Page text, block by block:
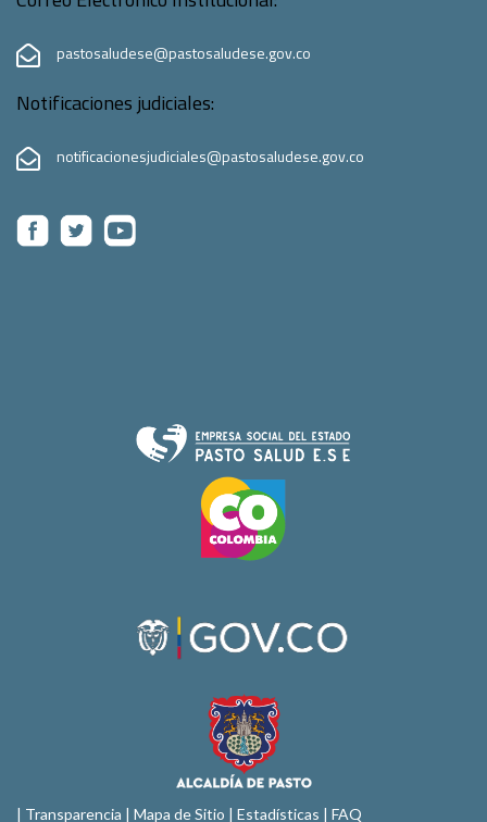
pastosaludese@pastosaludese.gov.co
Notificaciones judiciales:
notificacionesjudiciales@pastosaludese.gov.co
| Transparencia | Mapa de Sitio | Estadísticas | FAQ